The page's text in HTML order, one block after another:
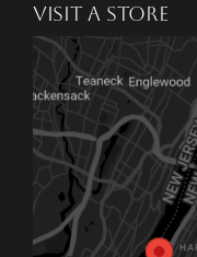
VISIT A STORE